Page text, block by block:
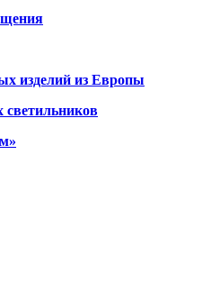
изделий из Европы
светильников